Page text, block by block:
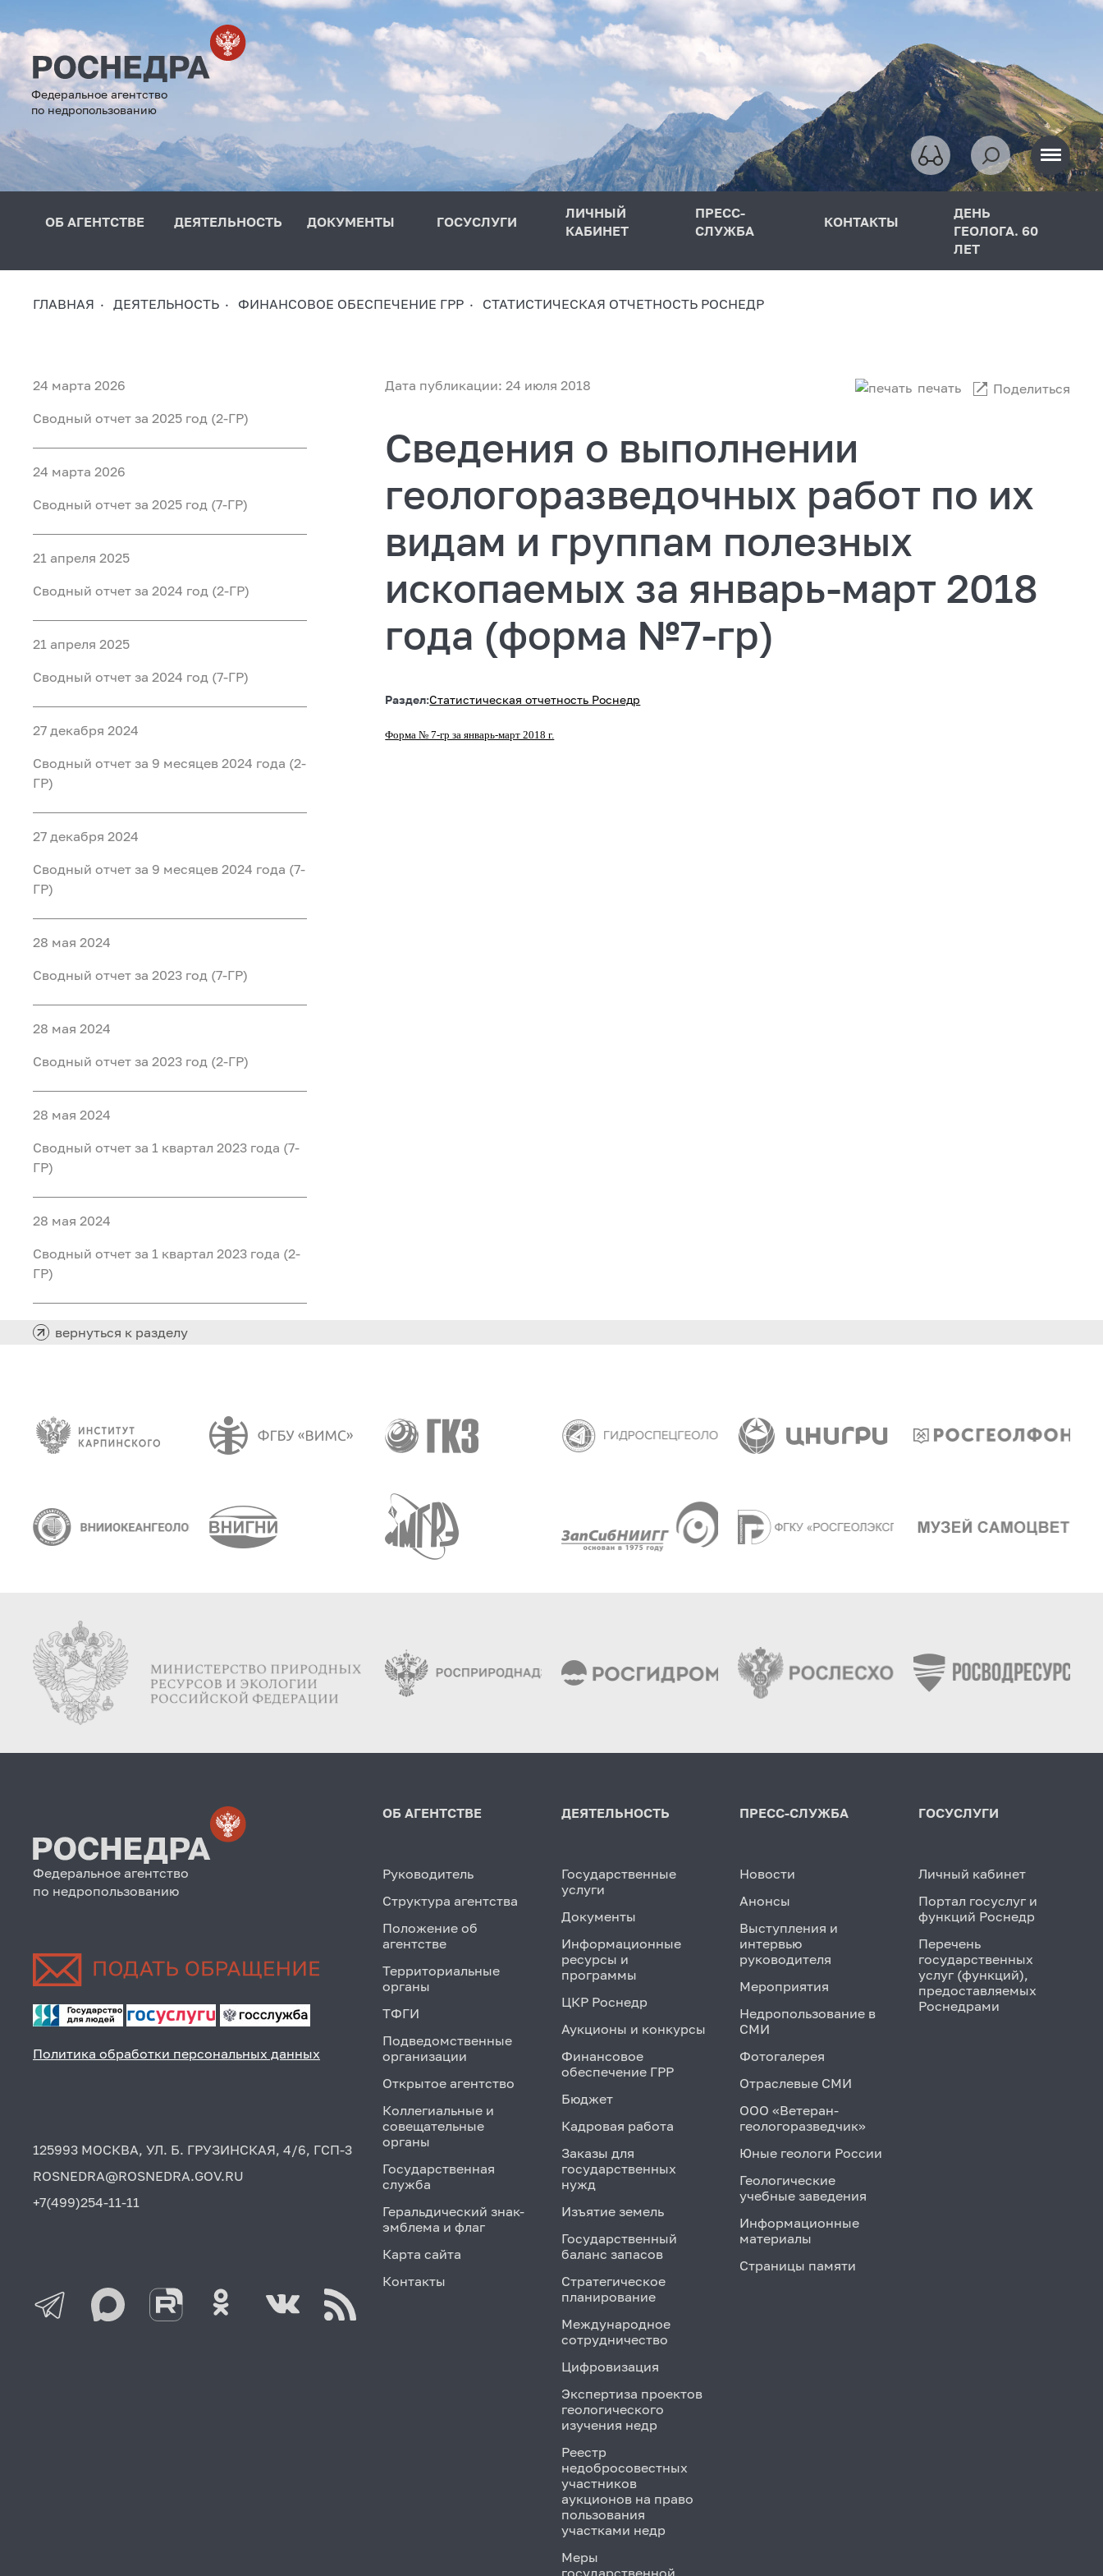
Федеральное агентство
по недропользованию
ОБ АГЕНТСТВЕ ДЕЯТЕЛЬНОСТЬ ДОКУМЕНТЫ ГОСУСЛУГИ
ЛИЧНЫЙ
КАБИНЕТ
ПРЕСС-
СЛУЖБА
КОНТАКТЫ
ДЕНЬ
ГЕОЛОГА. 60
ЛЕТ
ГЛАВНАЯ ДЕЯТЕЛЬНОСТЬ ФИНАНСОВОЕ ОБЕСПЕЧЕНИЕ ГРР СТАТИСТИЧЕСКАЯ ОТЧЕТНОСТЬ РОСНЕДР
24 марта 2026
Сводный отчет за 2025 год (2-ГР)
24 марта 2026
Сводный отчет за 2025 год (7-ГР)
21 апреля 2025
Сводный отчет за 2024 год (2-ГР)
21 апреля 2025
Сводный отчет за 2024 год (7-ГР)
27 декабря 2024
Сводный отчет за 9 месяцев 2024 года (2-
ГР)
27 декабря 2024
Сводный отчет за 9 месяцев 2024 года (7-
ГР)
28 мая 2024
Сводный отчет за 2023 год (7-ГР)
28 мая 2024
Сводный отчет за 2023 год (2-ГР)
28 мая 2024
Сводный отчет за 1 квартал 2023 года (7-
ГР)
28 мая 2024
Сводный отчет за 1 квартал 2023 года (2-
ГР)
Дата публикации: 24 июля 2018 печать Поделиться
Сведения о выполнении
геологоразведочных работ по их
видам и группам полезных
ископаемых за январь-март 2018
года (форма №7-гр)
Раздел:Статистическая отчетность Роснедр
Форма № 7-гр за январь-март 2018 г.
вернуться к разделу
Федеральное агентство
по недропользованию
Политика обработки персональных данных
125993 МОСКВА, УЛ. Б. ГРУЗИНСКАЯ, 4/6, ГСП-3
ROSNEDRA@ROSNEDRA.GOV.RU
+7(499)254-11-11
ОБ АГЕНТСТВЕ
Руководитель
Структура агентства
Положение об
агентстве
Территориальные
органы
ТФГИ
Подведомственные
организации
Открытое агентство
Коллегиальные и
совещательные
органы
Государственная
служба
Геральдический знак-
эмблема и флаг
Карта сайта
Контакты
ДЕЯТЕЛЬНОСТЬ
Государственные
услуги
Документы
Информационные
ресурсы и
программы
ЦКР Роснедр
Аукционы и конкурсы
Финансовое
обеспечение ГРР
Бюджет
Кадровая работа
Заказы для
государственных
нужд
Изъятие земель
Государственный
баланс запасов
Стратегическое
планирование
Международное
сотрудничество
Цифровизация
Экспертиза проектов
геологического
изучения недр
Реестр
недобросовестных
участников
аукционов на право
пользования
участками недр
Меры
государственной
ПРЕСС-СЛУЖБА
Новости
Анонсы
Выступления и
интервью
руководителя
Мероприятия
Недропользование в
СМИ
Фотогалерея
Отраслевые СМИ
ООО «Ветеран-
геологоразведчик»
Юные геологи России
Геологические
учебные заведения
Информационные
материалы
Страницы памяти
ГОСУСЛУГИ
Личный кабинет
Портал госуслуг и
функций Роснедр
Перечень
государственных
услуг (функций),
предоставляемых
Роснедрами